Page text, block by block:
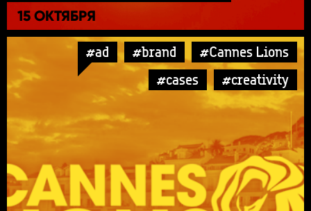
15 ОКТЯБРЯ
#ad #brand
#Cannes Lions
#cases
#creativity